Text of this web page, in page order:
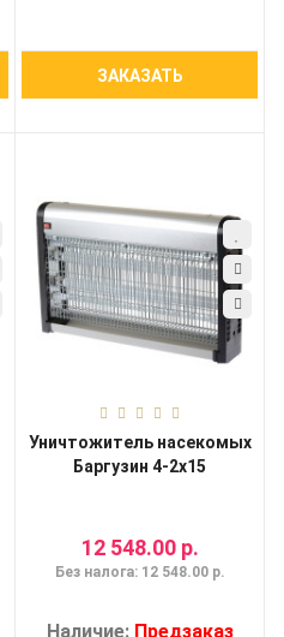
ЗАКАЗАТЬ
Уничтожитель насекомых
Баргузин 4-2х15
12 548.00 р.
Без налога: 12 548.00 р.
Наличие: Предзаказ